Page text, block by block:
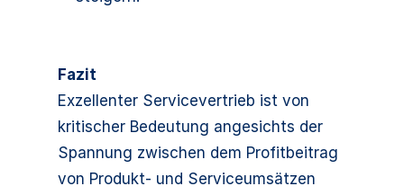
Fazit
Exzellenter Servicevertrieb ist von
kritischer Bedeutung angesichts der
Spannung zwischen dem Profitbeitrag
von Produkt- und Serviceumsätzen